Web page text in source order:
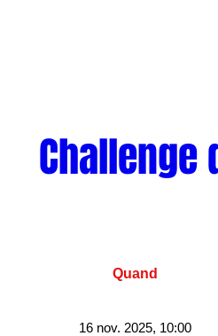
Challenge
Quand
16 nov. 2025, 10:00